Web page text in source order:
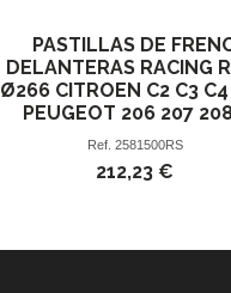
PASTILLAS DE
DELANTERAS RACING
Ø266 CITROEN C2 C3
PEUGEOT 206 207
Ref. 2581500RS
212,23 €